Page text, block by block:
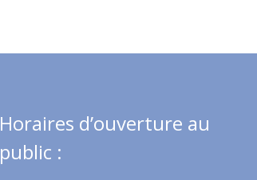
Horaires d’ouverture au
public :